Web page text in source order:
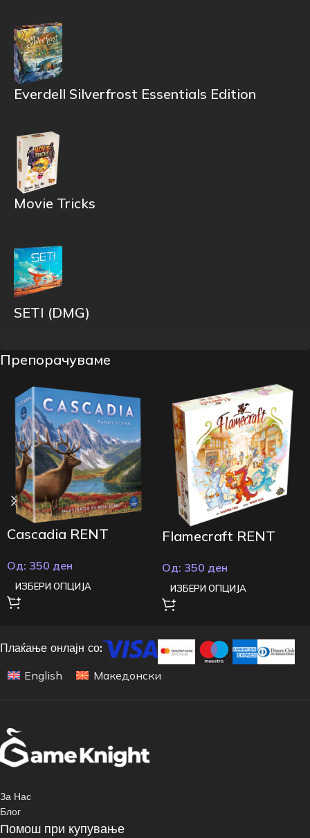
Everdell Silverfrost Essentials Edition
Movie Tricks
SETI (DMG)
Препорачуваме
Cascadia RENT
Од: 350 ден
ИЗБЕРИ ОПЦИЈА
Flamecraft RENT
Од: 350 ден
ИЗБЕРИ ОПЦИЈА
Плаќање онлајн со:
English
Македонски
За Нас
Блог
Помош при купување